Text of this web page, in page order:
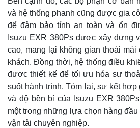
và hệ thống phanh cũng được gia
để đảm bảo tính an toàn và ổn
Isuzu EXR 380Ps được xây dựng
cao, mang lại không gian thoải
khách. Đồng thời, hệ thống điều
được thiết kế để tối ưu hóa sự
suốt hành trình. Tóm lại, sự kết
và độ bền bỉ của Isuzu EXR
một trong những lựa chọn hàng
vận tải chuyên nghiệp.